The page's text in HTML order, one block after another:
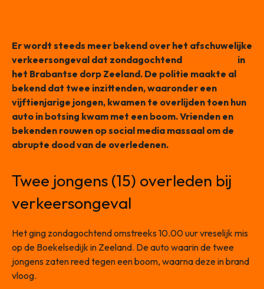
Er wordt steeds meer bekend over het afschuwelijke
verkeersongeval dat zondagochtend
in
het Brabantse dorp Zeeland. De politie maakte al
bekend dat twee inzittenden, waaronder een
vijftienjarige jongen, kwamen te overlijden toen hun
auto in botsing kwam met een boom. Vrienden en
bekenden rouwen op social media massaal om de
abrupte dood van de overledenen.
Twee jongens (15) overleden bij
verkeersongeval
Het ging zondagochtend omstreeks 10.00 uur vreselijk mis
op de Boekelsedijk in Zeeland. De auto waarin de twee
jongens zaten reed tegen een boom, waarna deze in brand
vloog.